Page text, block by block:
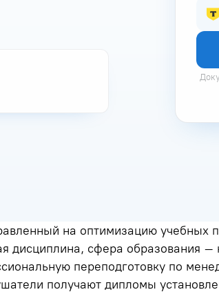
на оптимизацию учебных
дисциплина, сфера образования
переподготовку по
получают дипломы